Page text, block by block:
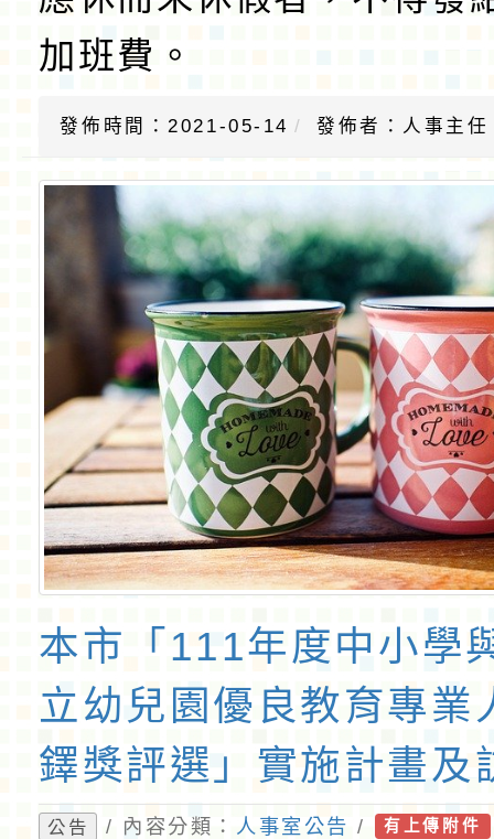
加班費。
發佈時間：2021-05-14 發佈者：人事主任
本市「111年度中小學
立幼兒園優良教育專業
鐸獎評選」實施計畫及
公告 / 內容分類： 人事室公告 / 有上傳附件